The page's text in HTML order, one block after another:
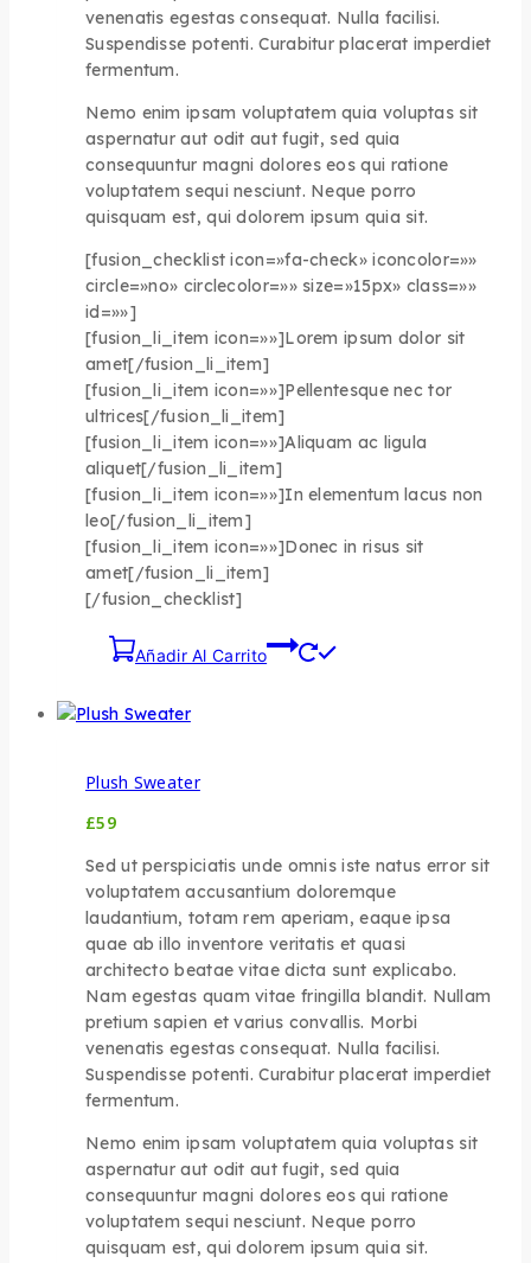
venenatis egestas consequat. Nulla facilisi.
Suspendisse potenti. Curabitur placerat imperdiet
fermentum.
Nemo enim ipsam voluptatem quia voluptas sit
aspernatur aut odit aut fugit, sed quia
consequuntur magni dolores eos qui ratione
voluptatem sequi nesciunt. Neque porro
quisquam est, qui dolorem ipsum quia sit.
[fusion_checklist icon=»fa-check» iconcolor=»»
circle=»no» circlecolor=»» size=»15px» class=»»
id=»»]
[fusion_li_item icon=»»]Lorem ipsum dolor sit
amet[/fusion_li_item]
[fusion_li_item icon=»»]Pellentesque nec tor
ultrices[/fusion_li_item]
[fusion_li_item icon=»»]Aliquam ac ligula
aliquet[/fusion_li_item]
[fusion_li_item icon=»»]In elementum lacus non
leo[/fusion_li_item]
[fusion_li_item icon=»»]Donec in risus sit
amet[/fusion_li_item]
[/fusion_checklist]
Añadir Al Carrito
Plush Sweater
£59
Sed ut perspiciatis unde omnis iste natus error sit
voluptatem accusantium doloremque
laudantium, totam rem aperiam, eaque ipsa
quae ab illo inventore veritatis et quasi
architecto beatae vitae dicta sunt explicabo.
Nam egestas quam vitae fringilla blandit. Nullam
pretium sapien et varius convallis. Morbi
venenatis egestas consequat. Nulla facilisi.
Suspendisse potenti. Curabitur placerat imperdiet
fermentum.
Nemo enim ipsam voluptatem quia voluptas sit
aspernatur aut odit aut fugit, sed quia
consequuntur magni dolores eos qui ratione
voluptatem sequi nesciunt. Neque porro
quisquam est, qui dolorem ipsum quia sit.